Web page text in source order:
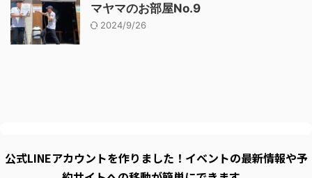
マヤマのお部屋No.9
2024/9/26
公式LINEアカウントを作りました！イベントの最新情報や予